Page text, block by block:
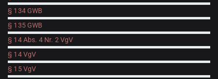
§ 134 GWB
§ 135 GWB
§ 14 Abs. 4 Nr. 2 VgV
§ 14 VgV
§ 15 VgV